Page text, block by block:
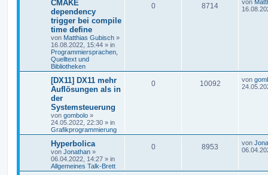
CMAKE
dependency
trigger bei compile
time define
von Matthias Gubisch »
16.08.2022, 15:44 » in
Programmiersprachen,
Quelltext und
Bibliotheken
0 8714 von
[DX11] DX11 mehr
Auflösungen als in
der
Systemsteuerung
von gombolo »
24.05.2022, 22:30 » in
Grafikprogrammierung
0 10092 von
Hyperbolica
von Jonathan »
06.04.2022, 14:27 » in
Allgemeines Talk-Brett
0 8953 von